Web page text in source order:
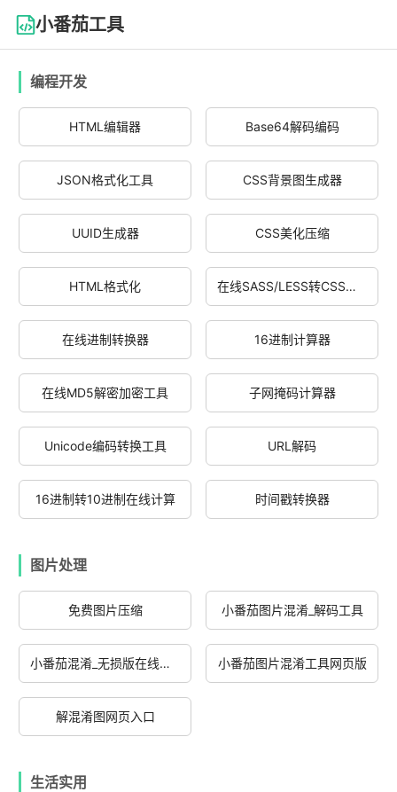
小番茄工具
编程开发
HTML编辑器 Base64解码编码
JSON格式化工具 CSS背景图生成器
UUID生成器 CSS美化压缩
HTML格式化 在线SASS/LESS转CSS编译器
在线进制转换器 16进制计算器
在线MD5解密加密工具 子网掩码计算器
Unicode编码转换工具 URL解码
16进制转10进制在线计算 时间戳转换器
图片处理
免费图片压缩 小番茄图片混淆_解码工具
小番茄混淆_无损版在线工具 小番茄图片混淆工具网页版
解混淆图网页入口
生活实用